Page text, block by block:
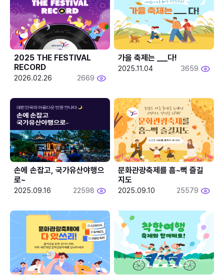
2025 THE FESTIVAL
RECORD
2026.02.26 2669
2025.11.04 3659
손에 손잡고, 국가유산야행으
로~
2025.09.16 22598
문화관광축제를 흠~뻑 즐길
지도
2025.09.10 25579